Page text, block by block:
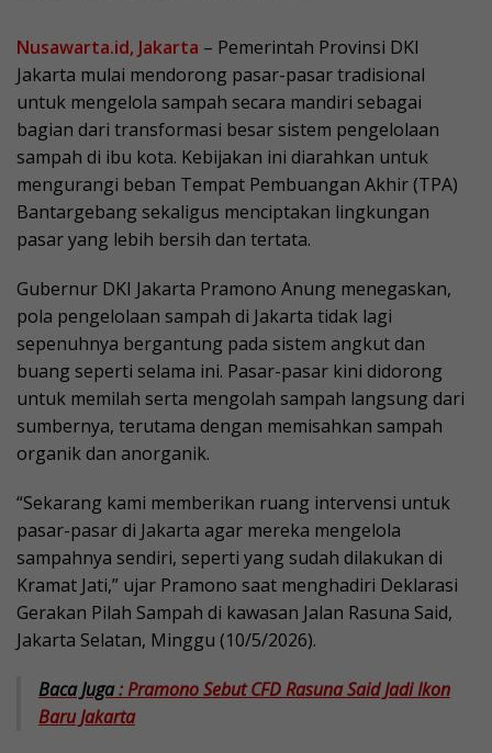
Nusawarta.id, Jakarta – Pemerintah Provinsi DKI
Jakarta mulai mendorong pasar-pasar tradisional
untuk mengelola sampah secara mandiri sebagai
bagian dari transformasi besar sistem pengelolaan
sampah di ibu kota. Kebijakan ini diarahkan untuk
mengurangi beban Tempat Pembuangan Akhir (TPA)
Bantargebang sekaligus menciptakan lingkungan
pasar yang lebih bersih dan tertata.
Gubernur DKI Jakarta Pramono Anung menegaskan,
pola pengelolaan sampah di Jakarta tidak lagi
sepenuhnya bergantung pada sistem angkut dan
buang seperti selama ini. Pasar-pasar kini didorong
untuk memilah serta mengolah sampah langsung dari
sumbernya, terutama dengan memisahkan sampah
organik dan anorganik.
“Sekarang kami memberikan ruang intervensi untuk
pasar-pasar di Jakarta agar mereka mengelola
sampahnya sendiri, seperti yang sudah dilakukan di
Kramat Jati,” ujar Pramono saat menghadiri Deklarasi
Gerakan Pilah Sampah di kawasan Jalan Rasuna Said,
Jakarta Selatan, Minggu (10/5/2026).
Baca Juga: Pramono Sebut CFD Rasuna Said Jadi Ikon
Baru Jakarta